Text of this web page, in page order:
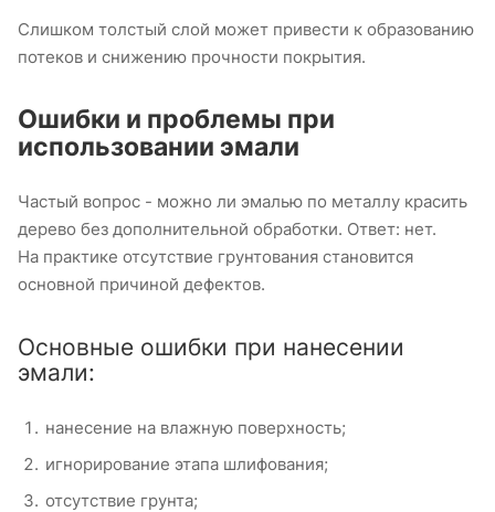
Слишком толстый слой может привести к образованию
потеков и снижению прочности покрытия.
Ошибки и проблемы при
использовании эмали
Частый вопрос - можно ли эмалью по металлу красить
дерево без дополнительной обработки. Ответ: нет.
На практике отсутствие грунтования становится
основной причиной дефектов.
Основные ошибки при нанесении
эмали:
нанесение на влажную поверхность;
игнорирование этапа шлифования;
отсутствие грунта;